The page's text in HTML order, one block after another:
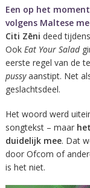
Een op het
volgens Maltese
Citi Zēni deed
Ook Eat Your Salad
eerste regel van de
pussyaanstipt. Net
geslachtsdeel.
Het woord werd
songtekst – maar
duidelijk mee. Dat
door Ofcom of
is het niet.